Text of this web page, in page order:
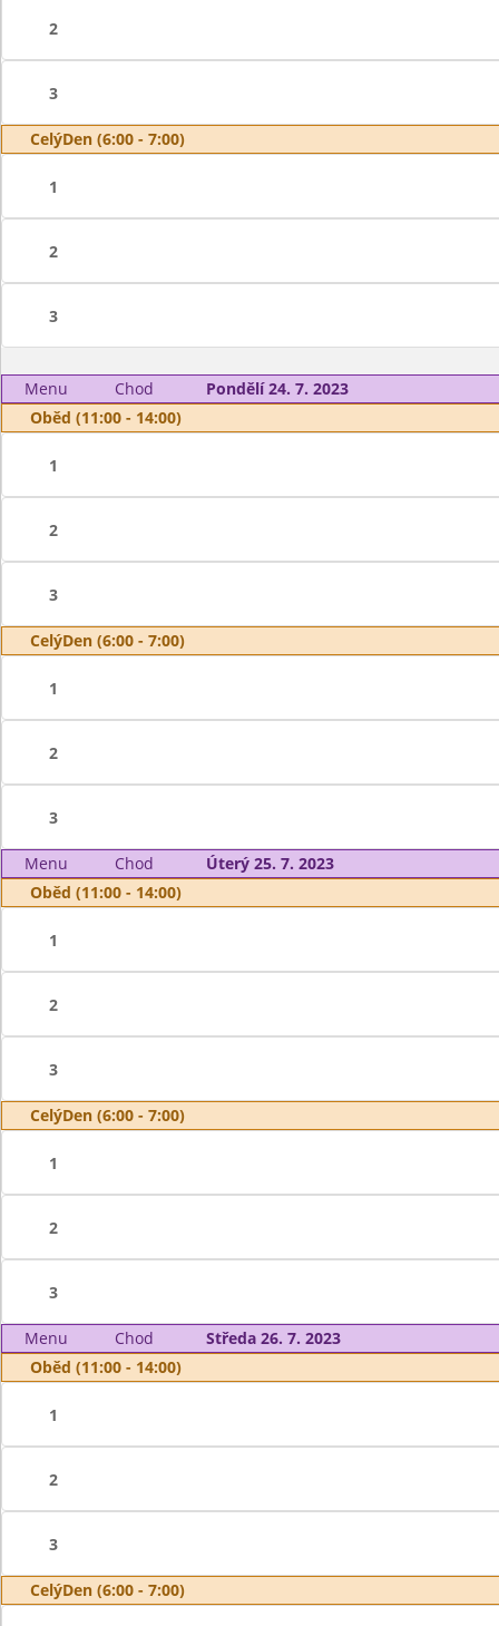
2
3
CelýDen (6:00 - 7:00)
1
2
3
Menu Chod
Pondělí 24. 7. 2023
Oběd (11:00 - 14:00)
1
2
3
CelýDen (6:00 - 7:00)
1
2
3
Menu Chod
Úterý 25. 7. 2023
Oběd (11:00 - 14:00)
1
2
3
CelýDen (6:00 - 7:00)
1
2
3
Menu Chod
Středa 26. 7. 2023
Oběd (11:00 - 14:00)
1
2
3
CelýDen (6:00 - 7:00)